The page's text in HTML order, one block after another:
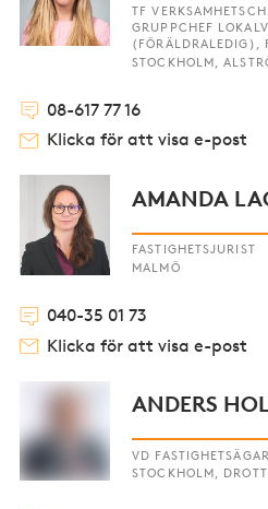
TF
GRUPPCHEF
(FÖRÄLDRALEDIG),
STOCKHOLM,
08-617 77 16
Klicka för att visa e-post
AMANDA
FASTIGHETSJURIST
MALMÖ
040-35 01 73
Klicka för att visa e-post
ANDERS
VD
STOCKHOLM,